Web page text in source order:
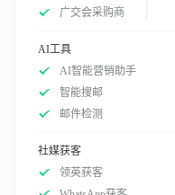
广交会采购商
AI工具
AI智能营销助手
智能搜邮
邮件检测
社媒获客
领英获客